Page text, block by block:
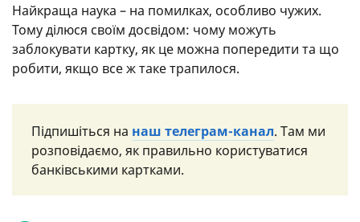
Найкраща наука – на помилках, особливо чужих.
Тому ділюся своїм досвідом: чому можуть
заблокувати картку, як це можна попередити та що
робити, якщо все ж таке трапилося.
Підпишіться на наш телеграм-канал. Там ми
розповідаємо, як правильно користуватися
банківськими картками.